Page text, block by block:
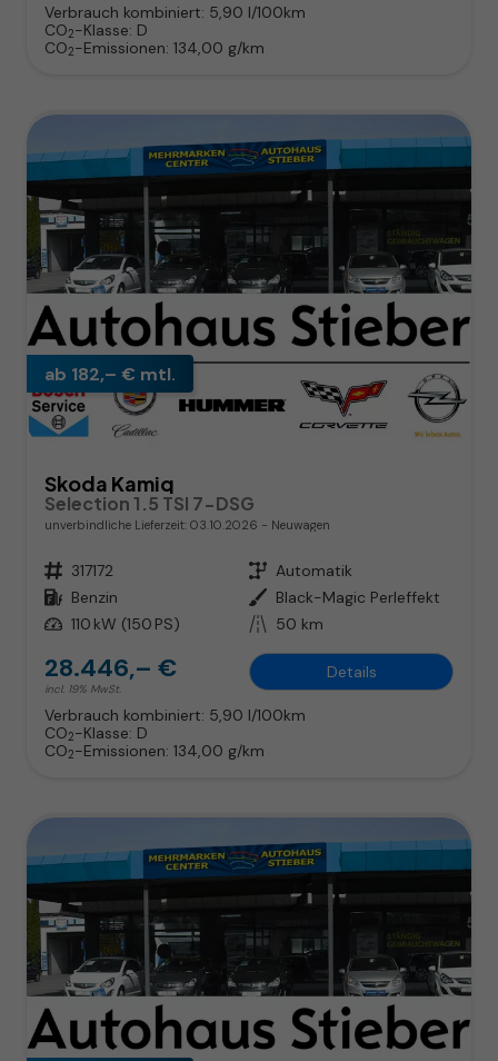
Verbrauch kombiniert: 5,90 l/100km
CO2-Klasse: D
CO2-Emissionen: 134,00 g/km
ab 182,– € mtl.
Skoda Kamiq
Selection 1.5 TSI 7-DSG
unverbindliche Lieferzeit: 03.10.2026 Neuwagen
Fahrzeugnr. 317172 Getriebe Automatik
Kraftstoff Benzin Außenfarbe Black-Magic Perleffekt
Leistung 110 kW (150 PS) Kilometerstand 50 km
28.446,– €
incl. 19% MwSt.
Details
Verbrauch kombiniert: 5,90 l/100km
CO2-Klasse: D
CO2-Emissionen: 134,00 g/km